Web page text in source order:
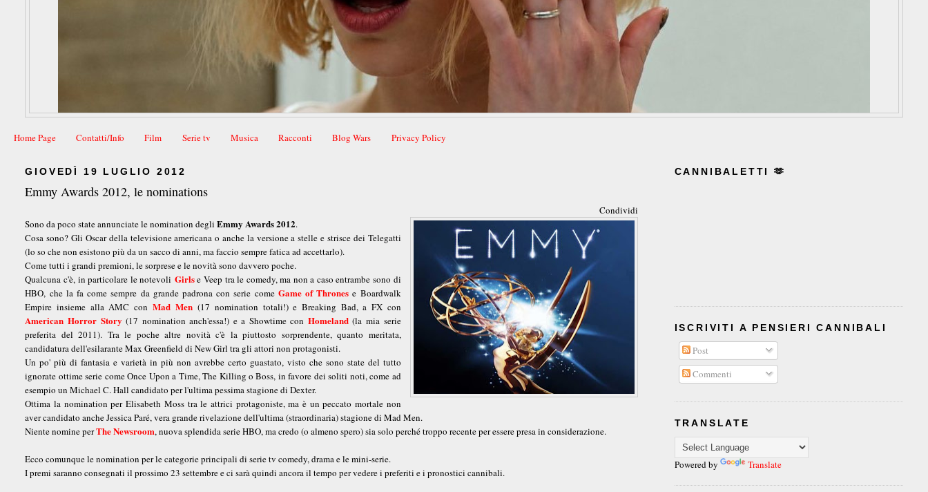
Home Page Contatti/Info Film Serie tv Musica Racconti Blog Wars Privacy Policy
GIOVEDÌ 19 LUGLIO 2012
Emmy Awards 2012, le nominations
Condividi
Sono da poco state annunciate le nomination degliEmmy Awards 2012.
Cosa sono? Gli Oscar della televisione americana o anche la versione a stelle e strisce dei Telegatti
(lo so che non esistono più da un sacco di anni, ma faccio sempre fatica ad accettarlo).
Come tutti i grandi premioni, le sorprese e le novità sono davvero poche.
Qualcuna c'è, in particolare le notevoli Girlse Veep tra le comedy, ma non a caso entrambe sono di
HBO, che la fa come sempre da grande padrona con serie come Game of Thrones e Boardwalk
Empire insieme alla AMC con Mad Men(17 nomination totali!) e Breaking Bad, a FX con
American Horror Story (17 nomination anch'essa!) e a Showtime con Homeland(la mia serie
preferita del 2011). Tra le poche altre novità c'è la piuttosto sorprendente, quanto meritata,
candidatura dell'esilarante Max Greenfield di New Girl tra gli attori non protagonisti.
Un po' più di fantasia e varietà in più non avrebbe certo guastato, visto che sono state del tutto
ignorate ottime serie come Once Upon a Time, The Killing o Boss, in favore dei soliti noti, come ad
esempio un Michael C. Hall candidato per l'ultima pessima stagione di Dexter.
Ottima la nomination per Elisabeth Moss tra le attrici protagoniste, ma è un peccato mortale non
aver candidato anche Jessica Paré, vera grande rivelazione dell'ultima (straordinaria) stagione di Mad Men.
Niente nomine perThe Newsroom, nuova splendida serie HBO, ma credo (o almeno spero) sia solo perché troppo recente per essere presa in considerazione.
Ecco comunque le nomination per le categorie principali di serie tv comedy, drama e le mini-serie.
I premi saranno consegnati il prossimo 23 settembre e ci sarà quindi ancora il tempo per vedere i preferiti e i pronostici cannibali.
CANNIBALETTI 🫶
ISCRIVITI A PENSIERI CANNIBALI
Post
Commenti
TRANSLATE
Powered by Translate